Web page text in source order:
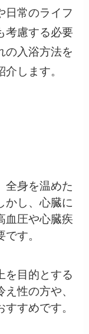
日常のライフ
考慮する必要
の入浴方法を
します。
全身を温めた
かし、心臓に
血圧や心臓疾
す。
を目的とする
性の方や、
すめです。